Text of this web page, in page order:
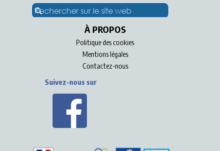
Suivez-nous sur
À PROPOS
Politique des cookies
Mentions légales
Contactez-nous